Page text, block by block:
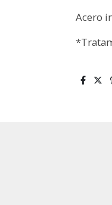
Acero